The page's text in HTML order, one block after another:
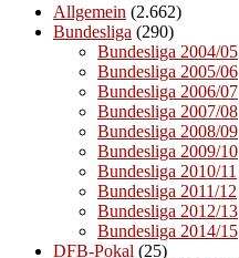
Allgemein (2.662)
Bundesliga (290)
Bundesliga 2004/05
Bundesliga 2005/06
Bundesliga 2006/07
Bundesliga 2007/08
Bundesliga 2008/09
Bundesliga 2009/10
Bundesliga 2010/11
Bundesliga 2011/12
Bundesliga 2012/13
Bundesliga 2014/15
DFB-Pokal (25)